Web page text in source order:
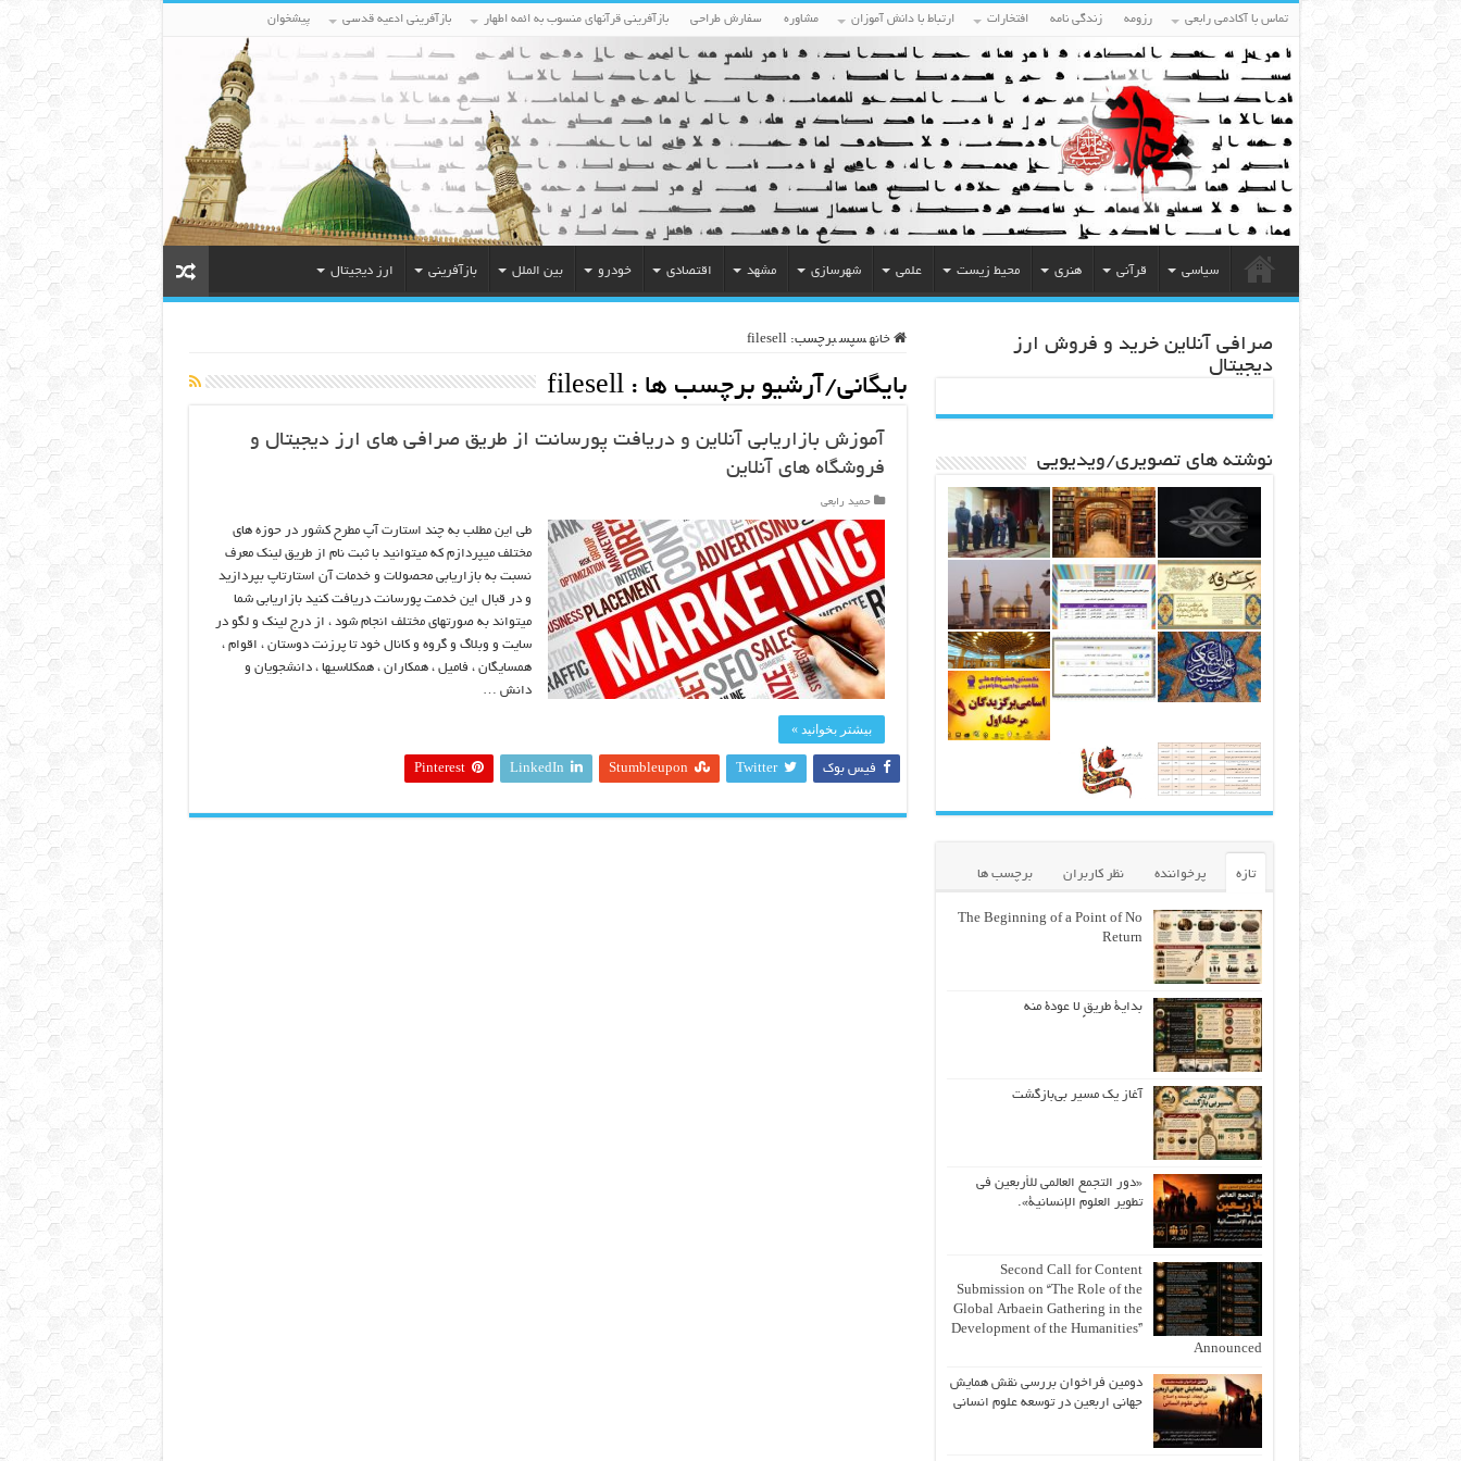
تماس با آکادمی رابعی رزومه زندگی نامه افتخارات ارتباط با دانش آموزان مشاوره سفارش طراحی بازآفرینی قرآنهای منسوب به ائمه اطهار بازآفرینی ادعیه قدسی پیشخوان
سیاسی قرآنی هنری محیط زیست علمی شهرسازی مشهد اقتصادی خودرو بین الملل بازآفرینی ارز دیجیتال
خانه سپس برچسب:filesell
بایگانی/آرشیو برچسب ها :filesell
آموزش بازاریابی آنلاین و دریافت پورسانت از طریق صرافی های ارز دیجیتال و
فروشگاه های آنلاین
حمید رابعی
طی این مطلب به چند استارت آپ مطرح کشور در حوزه های
مختلف میپردازم که میتوانید با ثبت نام از طریق لینک معرف
نسبت به بازاریابی محصولات و خدمات آن استارتاپ بپردازید
و در قبال این خدمت پورسانت دریافت کنید بازاریابی شما
میتواند به صورتهای مختلف انجام شود ، از درج لینک و لگو در
سایت و وبلاگ و گروه و کانال خود تا پرزنت دوستان ، اقوام ،
همسایگان ، فامیل ، همکاران ، همکلاسیها ، دانشجویان و
دانش …
بیشتر بخوانید »
فیس بوک Twitter
Stumbleupon
LinkedIn
Pinterest
صرافی آنلاین خرید و فروش ارز
دیجیتال
نوشته های تصویری/ویدیویی
تازه پرخواننده نظر کاربران برچسب ها
The Beginning of a Point of No
Return
بداية طريقٍ لا عودة منه
آغاز یک مسیر بی‌بازگشت
«دور التجمع العالمي للأربعين في
تطوير العلوم الإنسانية».
Second Call for Content
Submission on “The Role of the
Global Arbaein Gathering in the
Development of the Humanities”
Announced
دومین فراخوان بررسی نقش همایش
جهانی اربعین در توسعه علوم انسانی